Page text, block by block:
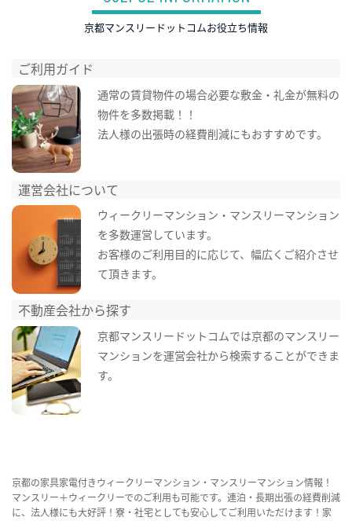
京都マンスリードットコムお役立ち情報
ご利用ガイド
通常の賃貸物件の場合必要な敷金・礼金が無料の
物件を多数掲載！！
法人様の出張時の経費削減にもおすすめです。
運営会社について
ウィークリーマンション・マンスリーマンション
を多数運営しています。
お客様のご利用目的に応じて、幅広くご紹介させ
て頂きます。
不動産会社から探す
京都マンスリードットコムでは京都のマンスリー
マンションを運営会社から検索することができま
す。
京都の家具家電付きウィークリーマンション・マンスリーマンション情報！
マンスリー＋ウィークリーでのご利用も可能です。連泊・長期出張の経費削減
に、法人様にも大好評！寮・社宅としても安心してご利用いただけます！家